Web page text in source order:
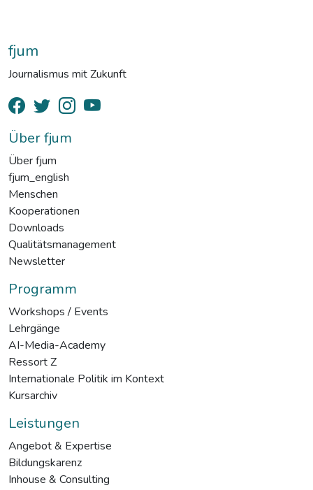
fjum
Journalismus mit Zukunft
Über fjum
Über fjum
fjum_english
Menschen
Kooperationen
Downloads
Qualitätsmanagement
Newsletter
Programm
Workshops / Events
Lehrgänge
AI-Media-Academy
Ressort Z
Internationale Politik im Kontext
Kursarchiv
Leistungen
Angebot & Expertise
Bildungskarenz
Inhouse & Consulting